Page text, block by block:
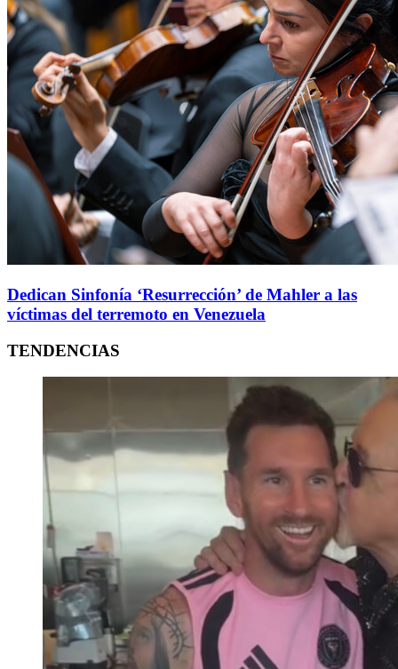
Dedican Sinfonía ‘Resurrección’ de Mahler a las
víctimas del terremoto en Venezuela
TENDENCIAS